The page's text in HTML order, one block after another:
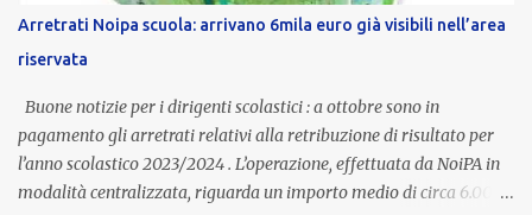
stipendio nazionale grazie alle prerogative garantite
dall’autonomia locale. Non è un bonus temporaneo né un
compenso accessorio, ma una voce strutturale di retribuzione,
aggiornata periodicamente in base al cost...
Arretrati Noipa scuola: arrivano 6mila euro già visibili nell’area
riservata
Buone notizie per i dirigenti scolastici : a ottobre sono in
pagamento gli arretrati relativi alla retribuzione di risultato per
l’anno scolastico 2023/2024 . L’operazione, effettuata da NoiPA in
modalità centralizzata, riguarda un importo medio di circa 6.000